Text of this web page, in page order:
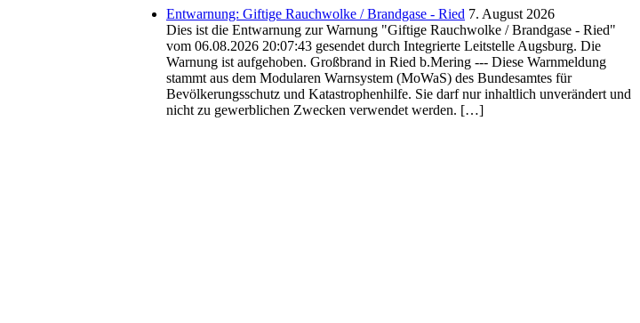
Entwarnung: Giftige Rauchwolke / Brandgase - Ried 7. August 2026
Dies ist die Entwarnung zur Warnung "Giftige Rauchwolke / Brandgase - Ried"
vom 06.08.2026 20:07:43 gesendet durch Integrierte Leitstelle Augsburg. Die
Warnung ist aufgehoben. Großbrand in Ried b.Mering --- Diese Warnmeldung
stammt aus dem Modularen Warnsystem (MoWaS) des Bundesamtes für
Bevölkerungsschutz und Katastrophenhilfe. Sie darf nur inhaltlich unverändert und
nicht zu gewerblichen Zwecken verwendet werden. […]